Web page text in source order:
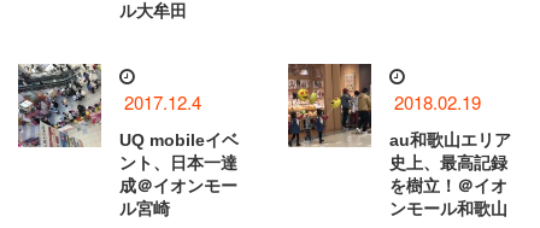
ル大牟田
2017.12.4
UQ mobileイベ
ント、日本一達
成＠イオンモー
ル宮崎
2018.02.19
au和歌山エリア
史上、最高記録
を樹立！＠イオ
ンモール和歌山